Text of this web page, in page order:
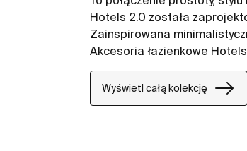
Hotels 2.0 została
Zainspirowana
Akcesoria łazienkowe
do publicznych i prywatnych
Wyświetl całą kolekcję